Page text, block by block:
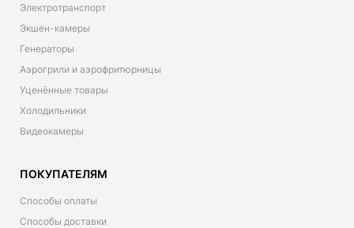
Электротранспорт
Экшен-камеры
Генераторы
Аэрогрили и аэрофритюрницы
Уценённые товары
Холодильники
Видеокамеры
ПОКУПАТЕЛЯМ
Способы оплаты
Способы доставки